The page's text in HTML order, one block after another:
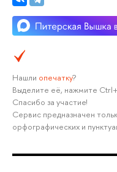
Нашли опечатку?
Выделите её, нажмите
Спасибо за участие!
Сервис предназначен
орфографических и